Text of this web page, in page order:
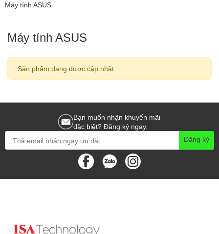
Máy tính ASUS
Máy tính ASUS
Sản phẩm đang được cập nhật.
Bạn muốn nhận khuyến mãi
đặc biệt? Đăng ký ngay.
Đăng ký